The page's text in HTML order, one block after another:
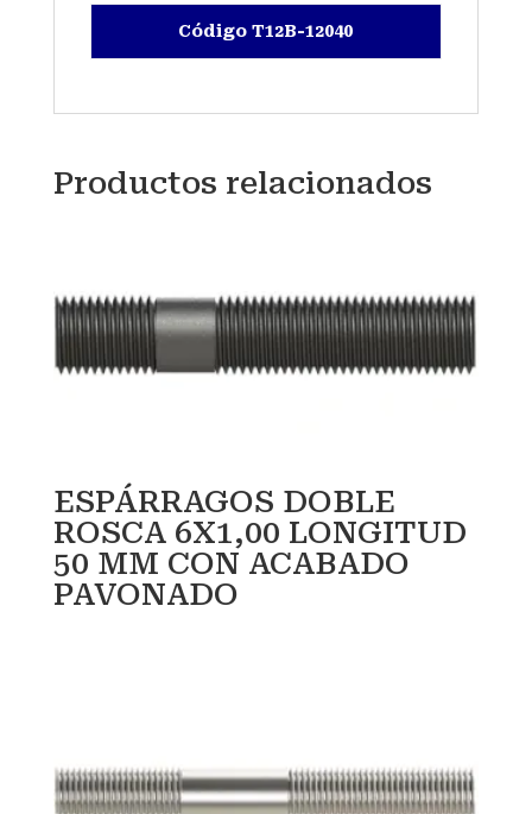
Código T12B-12040
Productos relacionados
ESPÁRRAGOS DOBLE
ROSCA 6X1,00 LONGITUD
50 MM CON ACABADO
PAVONADO